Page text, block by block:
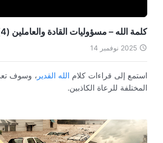
كلمة الله – مسؤوليات القادة والعاملين (4) (القسم الأول)
2025 نوفمبر 14
استمع إلى قراءات كلام الله القدير ، وسوف
المختلفة للرعاة الكاذبين.